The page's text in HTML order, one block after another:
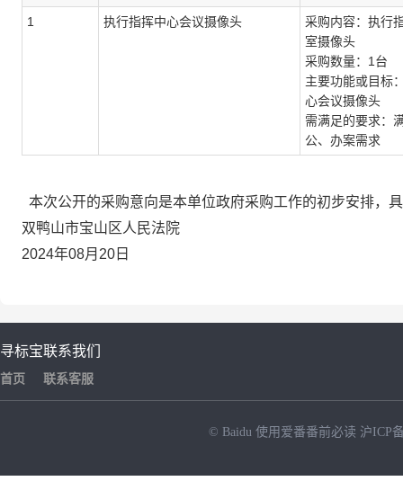
1 执行指挥中心会议摄像头
采购内容：执行
室摄像头
采购数量：1台
主要功能或目标
心会议摄像头
需满足的要求：
公、办案需求
本次公开的采购意向是本单位政府采购工作的初步安排，
双鸭山市宝山区人民法院
2024年08月20日
寻标宝
首页
联系我们
联系客服
© Baidu 使用爱番番前必读 沪ICP